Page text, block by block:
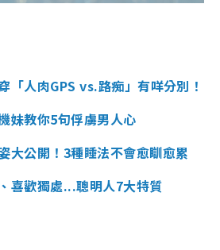
「人肉GPS vs.路痴」有咩分別！
妹教你5句俘虜男人心
大公開！3種睡法不會愈瞓愈累
喜歡獨處...聰明人7大特質